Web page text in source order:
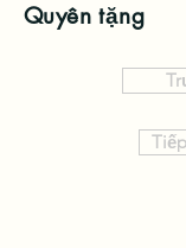
Quyên tặng